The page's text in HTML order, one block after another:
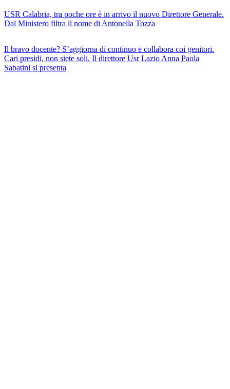
USR Calabria, tra poche ore è in arrivo il nuovo Direttore Generale.
Dal Ministero filtra il nome di Antonella Tozza
Il bravo docente? S’aggiorna di continuo e collabora coi genitori.
Cari presidi, non siete soli. Il direttore Usr Lazio Anna Paola
Sabatini si presenta